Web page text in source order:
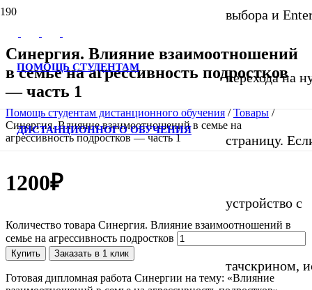
ПОМОЩЬ СТУДЕНТАМ
ДИСТАНЦИОННОГО ОБУЧЕНИЯ
выбора и
перехода на
страницу.
устройство с
тачскрином,
Синергия. Влияние взаимоотношений
в семье на агрессивность подростков
— часть 1
Помощь студентам дистанционного обучения /Товары /
Синергия. Влияние взаимоотношений в семье на
агрессивность подростков — часть 1
1200₽
Количество товара Синергия. Влияние взаимоотношений в
семье на агрессивность подростков
Купить Заказать в 1 клик
Готовая дипломная работа Синергии на тему: «Влияние